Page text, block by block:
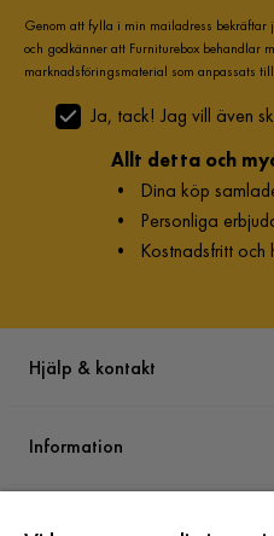
Genom att fylla i min mailadress
och godkänner att Furniturebox behandlar
marknadsföringsmaterial som anpassats
Ja, tack! Jag vill även
Allt detta och
• Dina köp
• Personliga
• Kostnadsfritt och
Hjälp & kontakt
Information